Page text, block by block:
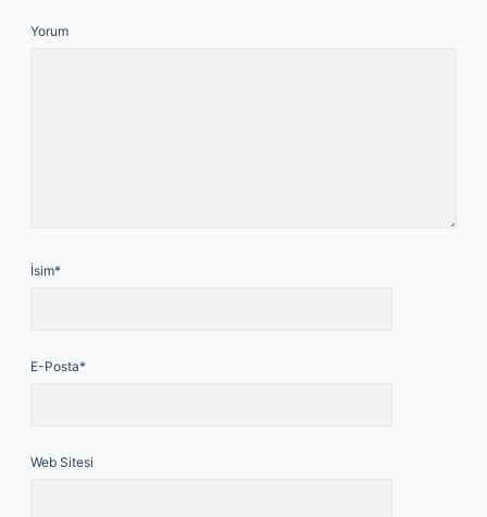
Yorum
İsim*
E-Posta*
Web Sitesi